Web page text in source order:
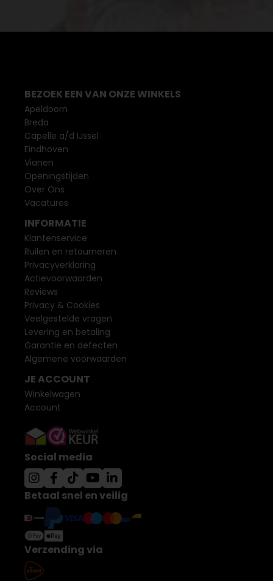
BEZOEK EEN VAN ONZE WINKELS
Apeldoorn
Breda
Capelle a/d IJssel
Eindhoven
Vianen
Openingstijden
Over Ons
Vacatures
INFORMATIE
Klantenservice
Ruilen en retourneren
Privacyverklaring
Actievoorwaarden
Reviews
Privacy & Cookies
Veelgestelde vragen
Levering en betaling
Garantie en defecten
Algemene voorwaarden
JE ACCOUNT
Winkelwagen
Account
Social media
Betaal snel en veilig
Verzending via